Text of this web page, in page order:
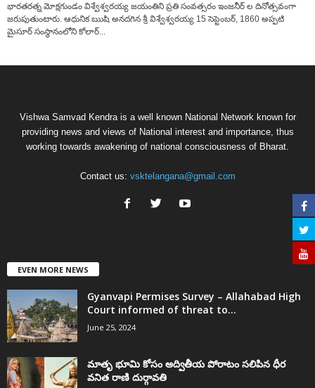
భారతరత్న మోక్షగుండం విశ్వేశ్వరయ్య జయంతిని ప్రతి సంవత్సరం ఇంజనీర్ ల దినోత్సవంగా
జరుపుతుంటారు. ఆధునిక ఋషి అనదగిన శ్రీ విశ్వేశ్వరయ్య 15 సెప్టెంబర్, 1860 అప్పటి
మైసూర్ సంస్థానంలోని కోలార్...
Vishwa Samvad Kendra is a well known National Network known for
providing news and views of National interest and importance, thus
working towards awakening of national consciousness of Bharat.
Contact us: vsktelangana@gmail.com
EVEN MORE NEWS
Gyanvapi Permises Survey – Allahabad High
Court informed of threat to...
June 25, 2024
మాతృ భూమి కోసం అద్వితీయ పోరాటం సలిపిన ధీర
వనిత రాణి దుర్గావతి